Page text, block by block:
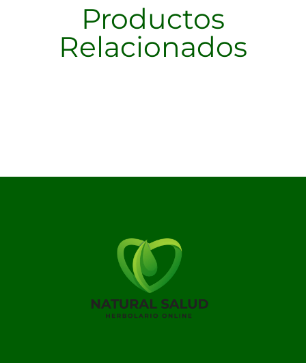
Productos
Relacionados